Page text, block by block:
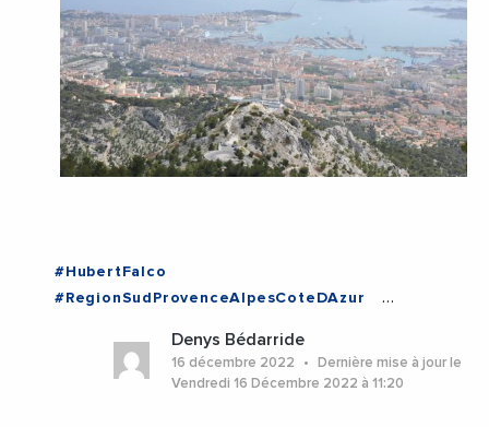
#HubertFalco
#RegionSudProvenceAlpesCoteDAzur
#ToulonProvenceMediterranee
#ProvenceAlpesCoteDAzur
#Toulon #Var
Denys Bédarride
16 décembre 2022
Dernière mise à jour le
Vendredi 16 Décembre 2022 à 11:20